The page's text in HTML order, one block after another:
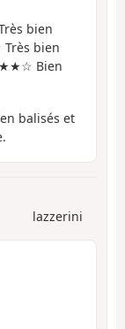
bien
bien
Bien
balisés et
lazzerini